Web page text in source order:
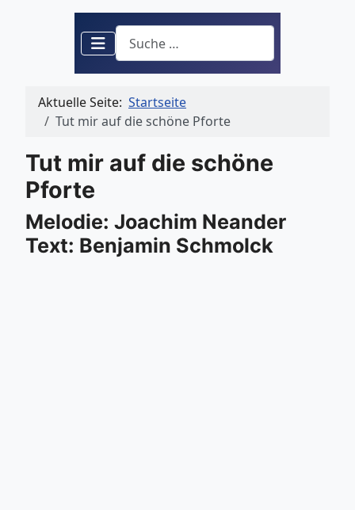
Suchen
Aktuelle Seite: Startseite
Tut mir auf die schöne Pforte
Tut mir auf die schöne
Pforte
Melodie: Joachim Neander
Text: Benjamin Schmolck